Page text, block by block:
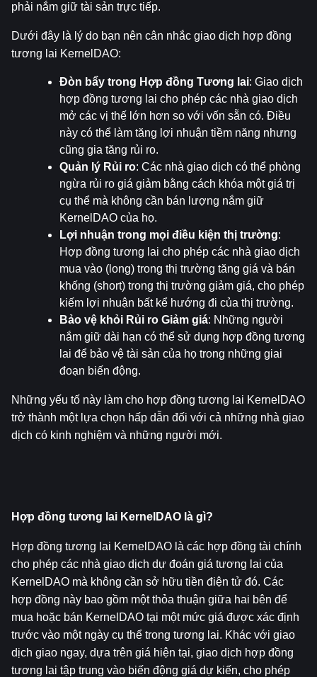
phải nắm giữ tài sản trực tiếp.
Dưới đây là lý do bạn nên cân nhắc giao dịch hợp đồng
tương lai KernelDAO:
Đòn bẩy trong Hợp đồng Tương lai: Giao dịch
hợp đồng tương lai cho phép các nhà giao dịch
mở các vị thế lớn hơn so với vốn sẵn có. Điều
này có thể làm tăng lợi nhuận tiềm năng nhưng
cũng gia tăng rủi ro.
Quản lý Rủi ro: Các nhà giao dịch có thể phòng
ngừa rủi ro giá giảm bằng cách khóa một giá trị
cụ thể mà không cần bán lượng nắm giữ
KernelDAO của họ.
Lợi nhuận trong mọi điều kiện thị trường:
Hợp đồng tương lai cho phép các nhà giao dịch
mua vào (long) trong thị trường tăng giá và bán
khống (short) trong thị trường giảm giá, cho phép
kiếm lợi nhuận bất kể hướng đi của thị trường.
Bảo vệ khỏi Rủi ro Giảm giá: Những người
nắm giữ dài hạn có thể sử dụng hợp đồng tương
lai để bảo vệ tài sản của họ trong những giai
đoạn biến động.
Những yếu tố này làm cho hợp đồng tương lai KernelDAO
trở thành một lựa chọn hấp dẫn đối với cả những nhà giao
dịch có kinh nghiệm và những người mới.
Hợp đồng tương lai KernelDAO là gì?
Hợp đồng tương lai KernelDAO là các hợp đồng tài chính
cho phép các nhà giao dịch dự đoán giá tương lai của
KernelDAO mà không cần sở hữu tiền điện tử đó. Các
hợp đồng này bao gồm một thỏa thuận giữa hai bên để
mua hoặc bán KernelDAO tại một mức giá được xác định
trước vào một ngày cụ thể trong tương lai. Khác với giao
dịch giao ngay, dựa trên giá hiện tại, giao dịch hợp đồng
tương lai tập trung vào biến động giá dự kiến, cho phép